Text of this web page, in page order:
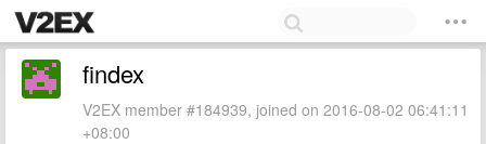
findex
V2EX member #184939, joined on 2016-08-02 06:41:11
+08:00